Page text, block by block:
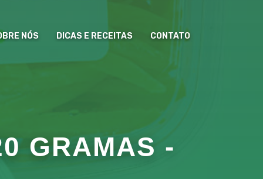
NÓS DICAS E RECEITAS CONTATO
GRAMAS -